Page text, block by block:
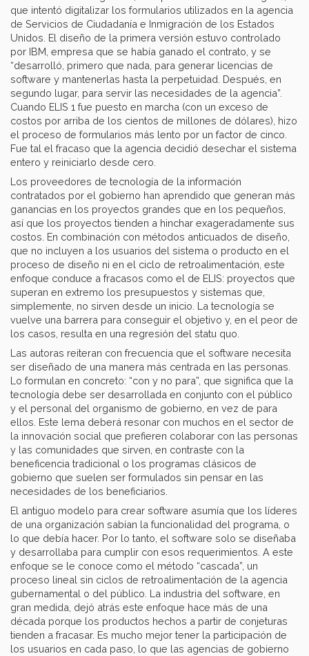
que intentó digitalizar los formularios utilizados en la agencia
de Servicios de Ciudadanía e Inmigración de los Estados
Unidos. El diseño de la primera versión estuvo controlado
por IBM, empresa que se había ganado el contrato, y se
“desarrolló, primero que nada, para generar licencias de
software y mantenerlas hasta la perpetuidad. Después, en
segundo lugar, para servir las necesidades de la agencia”.
Cuando ELIS 1 fue puesto en marcha (con un exceso de
costos por arriba de los cientos de millones de dólares), hizo
el proceso de formularios más lento por un factor de cinco.
Fue tal el fracaso que la agencia decidió desechar el sistema
entero y reiniciarlo desde cero.
Los proveedores de tecnología de la información
contratados por el gobierno han aprendido que generan más
ganancias en los proyectos grandes que en los pequeños,
así que los proyectos tienden a hinchar exageradamente sus
costos. En combinación con métodos anticuados de diseño,
que no incluyen a los usuarios del sistema o producto en el
proceso de diseño ni en el ciclo de retroalimentación, este
enfoque conduce a fracasos como el de ELIS: proyectos que
superan en extremo los presupuestos y sistemas que,
simplemente, no sirven desde un inicio. La tecnología se
vuelve una barrera para conseguir el objetivo y, en el peor de
los casos, resulta en una regresión del statu quo.
Las autoras reiteran con frecuencia que el software necesita
ser diseñado de una manera más centrada en las personas.
Lo formulan en concreto: “con y no para”, que significa que la
tecnología debe ser desarrollada en conjunto con el público
y el personal del organismo de gobierno, en vez de para
ellos. Este lema deberá resonar con muchos en el sector de
la innovación social que prefieren colaborar con las personas
y las comunidades que sirven, en contraste con la
beneficencia tradicional o los programas clásicos de
gobierno que suelen ser formulados sin pensar en las
necesidades de los beneficiarios.
El antiguo modelo para crear software asumía que los líderes
de una organización sabían la funcionalidad del programa, o
lo que debía hacer. Por lo tanto, el software solo se diseñaba
y desarrollaba para cumplir con esos requerimientos. A este
enfoque se le conoce como el método “cascada”, un
proceso lineal sin ciclos de retroalimentación de la agencia
gubernamental o del público. La industria del software, en
gran medida, dejó atrás este enfoque hace más de una
década porque los productos hechos a partir de conjeturas
tienden a fracasar. Es mucho mejor tener la participación de
los usuarios en cada paso, lo que las agencias de gobierno